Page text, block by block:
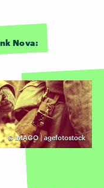
Nova:
©IMAGO | agefotostock